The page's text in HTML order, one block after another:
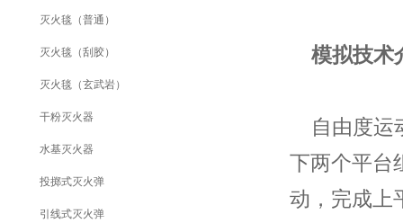
灭火毯（普通）
灭火毯（刮胶）
灭火毯（玄武岩）
干粉灭火器
水基灭火器
投掷式灭火弹
引线式灭火弹
模拟技术
自由度运
下两个平台
动，完成上